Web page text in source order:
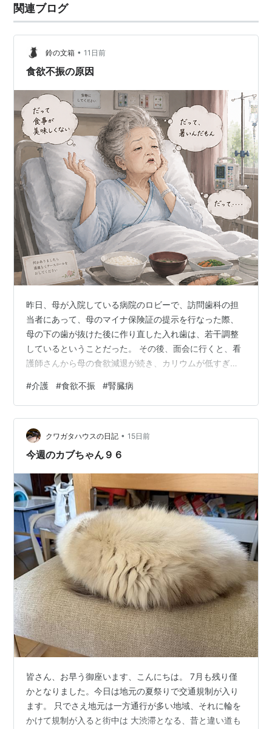
関連ブログ
鈴の文箱 • 11日前
食欲不振の原因
昨日、母が入院している病院のロビーで、訪問歯科の担
当者にあって、母のマイナ保険証の提示を行なった際、
母の下の歯が抜けた後に作り直した入れ歯は、若干調整
しているということだった。 その後、面会に行くと、看
護師さんから母の食欲減退が続き、カリウムが低すぎる
だった。これは別途料金だが、市販のヨーグルトと変わ
らないので即、同意した。 看護師さんは、「歯の調子が
悪くなったあたりから食欲が落ちたみたいなんですけ
ど、理由を聞いても何もおっしゃらなくて...。それまで
いつも美味しいって召し上がってくれたのに...」と心配
#介護 #食欲不振 #腎臓病
クワガタハウスの日記 • 15日前
今週のカブちゃん９６
皆さん、お早う御座います、こんにちは。 7月も残り僅
かとなりました。今日は地元の夏祭りで交通規制が入り
ます。 只でさえ地元は一方通行が多い地域、それに輪を
かけて規制が入ると街中は 大渋滞となる、昔と違い道も